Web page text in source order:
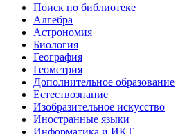
Поиск по библиотеке
Алгебра
Астрономия
Биология
География
Геометрия
Дополнительное образование
Естествознание
Изобразительное искусство
Иностранные языки
Информатика и ИКТ